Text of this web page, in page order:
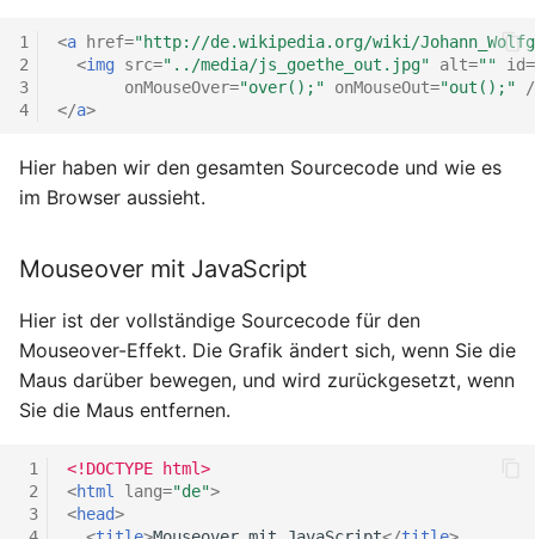
Tipps
4.4.1 Responsive Design
4.4.2 Konventionen über
4.4.3 Sonderzeichen und
Umlaute
4.5 Zusammenfassung
Kapitel HTML
gesamten Kapitel HTML
6.4.8 Das Box-Modell
6.4.9 CSS Float
6.4.10 CSS Flexbox –
Basiskonzept
Verteilung auf Hauptachse
und Querachse
6.4.12 CSS Multiline
Flexbox
Positionieren von CSS-
Elementen
1
2
3
4
<a href="http://de.wikipedia.org/wiki/
<img src="../media/js_goethe_out.jpg" alt="" id=
onMouseOver="over();" onMouseOut="out();"
</a>
Hier haben wir den gesamten Sourcecode und wie es
im Browser aussieht.
Mouseover mit JavaScript
Hier ist der vollständige Sourcecode für den
Mouseover-Effekt. Die Grafik ändert sich, wenn Sie die
Maus darüber bewegen, und wird zurückgesetzt, wenn
Sie die Maus entfernen.
1
2
3
<!DOCTYPE html>
<html lang="de">
<head>